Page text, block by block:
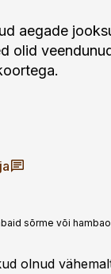
aegade
olid
sõrme või
olnud